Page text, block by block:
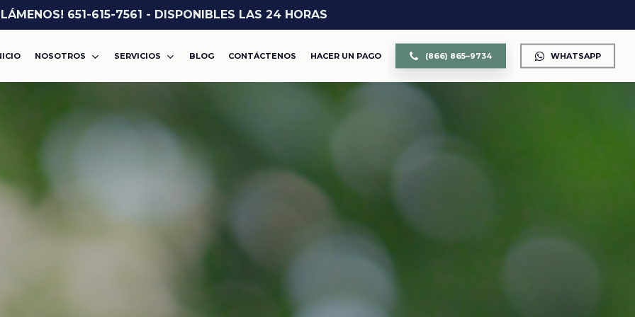
651-615-7561 - DISPONIBLES LAS 24 HORAS
NOSOTROS SERVICIOS BLOG CONTÁCTENOS HACER UN PAGO (866) 865–9734 WHATSAPP